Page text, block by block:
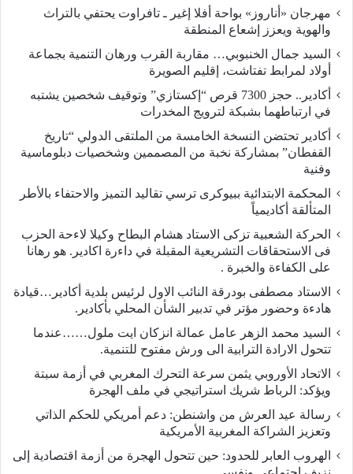
مهرجان «أناروز» بواحة أفلا إغير ـ تافراوت يحتفي بالتراث
والهوية ويعزز إشعاع المنطقة
السيد جمال الخنبوبي… مقاربة القرب ورهان التنمية بجماعة
أولاد لمرابط تفتاشت، إقليم الصويرة
أكادير.. حجز 7300 قرص “إكستازي” وتوقيف شخصين يشتبه
في ارتباطهما بشبكة لترويج المخدرات
أكادير تحتضن النسخة الخامسة من الملتقى الدولي “تاريخ
القفطان” بمشاركة نخبة من المصممين وشخصيات دبلوماسية
وفنية
المحكمة الابتدائية ببيوكرى ترسي تقاليد التميز والاحتفاء بالأطر
المتألقة أكاديمياً
الحركة الشعبية تزكى الاستاد هشام البطاح وكيلا لاءحة الحزب
فى الاستحقاقات التشريعية المقبلة في داءرة اكادير. هو رهانا
على الكفاءة والخبرة .
الاستاد مصطفى بودرقة النائب الاول لرئيس بلدية أكادير…قيادة
هادءة وحضور مؤتر في تدبير الشأن المحلي بأكادير.
السيد محمد الزهر عامل عمالة انزكان ايت ملول……عندما
تتحول الارادة الترابية الى ورش مفتوح للتنمية.
الاتحاد الأوروبي يثمن سرعة التحرك المغربي في أزمة سبتة
ويؤكد: الرباط شريك استراتيجي في ملف الهجرة
رسالة عيد العرش من واشنطن: دعم أمريكي للحكم الذاتي
وتعزيز الشراكة المغربية الأمريكية
​الهروب العابر للحدود: حين تتحول الهجرة من أزمة اقتصادية إلى